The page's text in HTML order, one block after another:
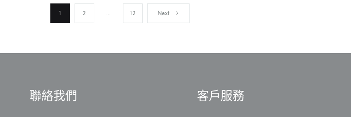
文
章
1 2 ... 12 Next
聯絡我們 客戶服務